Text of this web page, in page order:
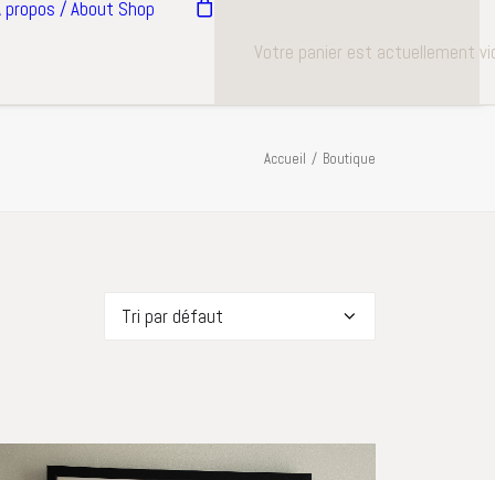
propos / About Shop
Votre panier est actuellement
Accueil Boutique